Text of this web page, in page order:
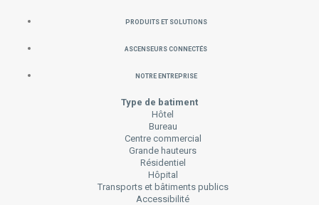
PRODUITS ET SOLUTIONS
Ascenseurs connectés
Notre Entreprise
Type de batiment
Hôtel
Bureau
Centre commercial
Grande hauteurs
Résidentiel
Hôpital
Transports et bâtiments publics
Accessibilité